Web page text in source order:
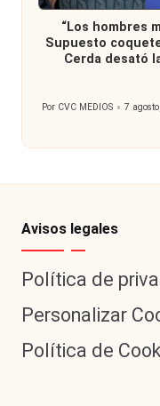
en
“Los hombres
Supuesto
Cerda desató
Publicado
Por CVC MEDIOS 7
Avisos legales
Política de
Personalizar
Política de